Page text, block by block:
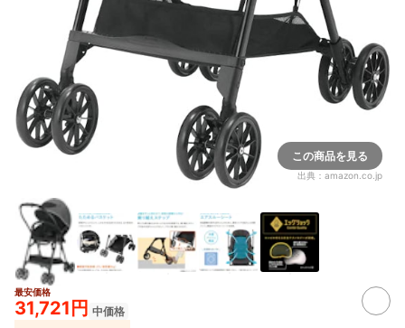
この商品を見る
出典： amazon.co.jp
最安価格
31,721円 中価格